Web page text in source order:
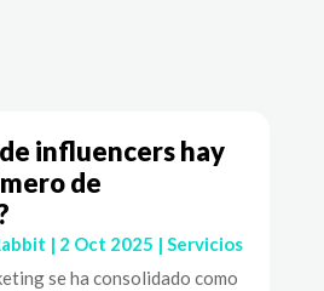
influencers hay
de
| 2 Oct 2025 | Servicios
se ha consolidado como